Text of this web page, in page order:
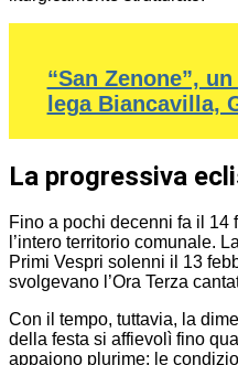
“San Zenone”,
lega Biancavilla,
La progressiva
Fino a pochi decenni fa il 14
l’intero territorio comunale.
Primi Vespri solenni il 13
svolgevano l’Ora Terza
Con il tempo, tuttavia, la
della festa si affievolì fino
appaiono plurime: le